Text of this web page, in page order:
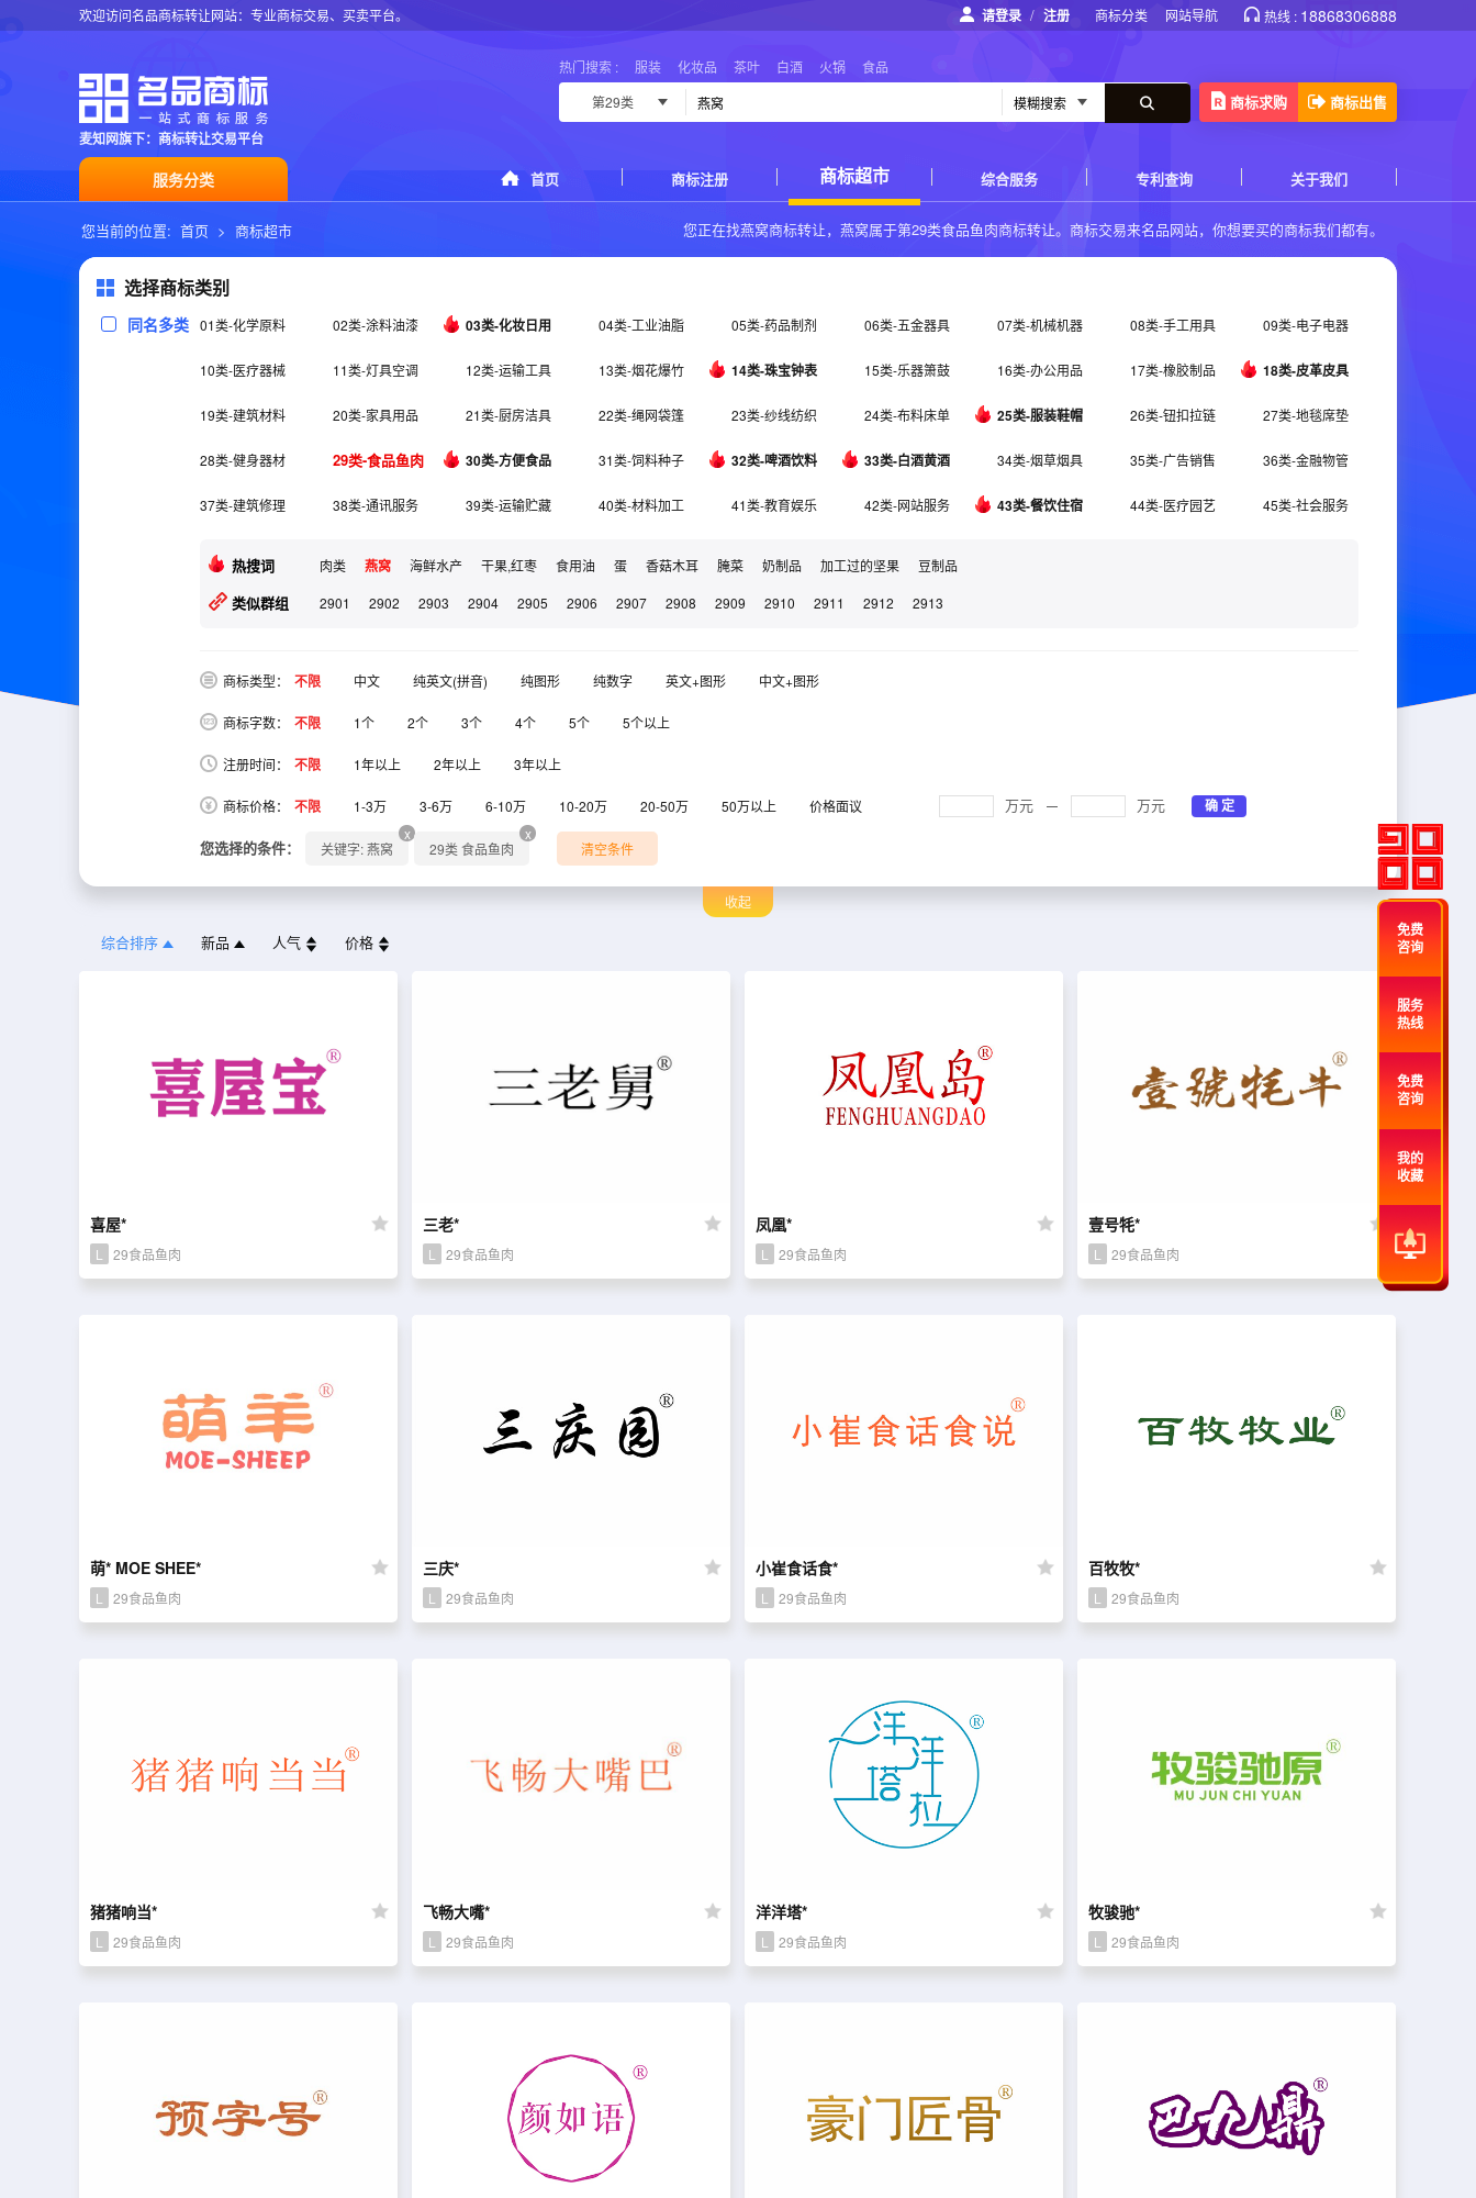
欢迎访问名品商标转让网站：专业商标交易、买卖平台。 请登录 / 注册 商标分类 网站导航 热线 : 18868306888
麦知网旗下：商标转让交易平台
热门搜索 : 服装 化妆品 茶叶 白酒 火锅
食品
第29类
商标求购 商标出售
服务分类 首页 商标注册 商标超市 综合服务 专利查询 关于我们
您当前的位置: 首页 > 商标超市 您正在找燕窝商标转让，燕窝属于第29类食品鱼肉商标转让。商标交易来名品网站，你想要买的商标我们都有。
选择商标类别
同名多类 01类-化学原料 02类-涂料油漆 03类-化妆日用 04类-工业油脂 05类-药品制剂 06类-五金器具 07类-机械机器 08类-手工用具 09类-电子电器
10类-医疗器械 11类-灯具空调 12类-运输工具 13类-烟花爆竹 14类-珠宝钟表 15类-乐器箫鼓 16类-办公用品 17类-橡胶制品 18类-皮革皮具
19类-建筑材料 20类-家具用品 21类-厨房洁具 22类-绳网袋篷 23类-纱线纺织 24类-布料床单 25类-服装鞋帽 26类-钮扣拉链 27类-地毯席垫
28类-健身器材 29类-食品鱼肉 30类-方便食品 31类-饲料种子 32类-啤酒饮料 33类-白酒黄酒 34类-烟草烟具 35类-广告销售 36类-金融物管
37类-建筑修理 38类-通讯服务 39类-运输贮藏 40类-材料加工 41类-教育娱乐 42类-网站服务 43类-餐饮住宿 44类-医疗园艺 45类-社会服务
热搜词 肉类 燕窝 海鲜水产 干果,红枣 食用油 蛋 香菇木耳 腌菜 奶制品 加工过的坚果 豆制品
类似群组 2901 2902 2903 2904 2905 2906 2907 2908 2909 2910 2911 2912 2913
商标类型： 不限 中文 纯英文(拼音) 纯图形 纯数字 英文+图形 中文+图形
商标字数： 不限 1个 2个 3个 4个 5个 5个以上
注册时间： 不限 1年以上 2年以上 3年以上
商标价格： 不限 1-3万 3-6万 6-10万 10-20万 20-50万 50万以上 价格面议 万元 万元
您选择的条件： 关键字: 燕窝
x
29类 食品鱼肉
x
清空条件
收起
综合排序 新品 人气 价格
喜屋*
L 29食品鱼肉
三老*
L 29食品鱼肉
凤凰*
L 29食品鱼肉
壹号牦*
L 29食品鱼肉
萌* MOE SHEE*
L 29食品鱼肉
三庆*
L 29食品鱼肉
小崔食话食*
L 29食品鱼肉
百牧牧*
L 29食品鱼肉
猪猪响当*
L 29食品鱼肉
飞畅大嘴*
L 29食品鱼肉
洋洋塔*
L 29食品鱼肉
牧骏驰*
L 29食品鱼肉
免费
咨询
服务
热线
免费
咨询
我的
收藏